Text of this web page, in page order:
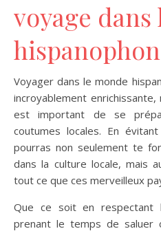
voyage dans
Voyager dans le monde
incroyablement
est important de se
coutumes locales. En
pourras non seulement te
dans la culture locale, mais
tout ce que ces merveilleux
Que ce soit en respectant
prenant le temps de saluer